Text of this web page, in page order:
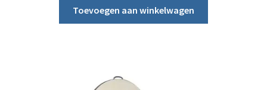
Toevoegen aan winkelwagen